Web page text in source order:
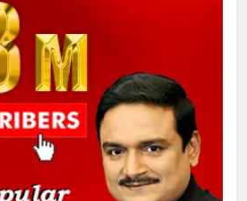
SRN अस्पताल का नाम अमर शहीद ठाकुर
रोशन सिंह के नाम पर करने की मांग तेज
अमर शहीद ठाकुर रोशन सिंह के नाम पर